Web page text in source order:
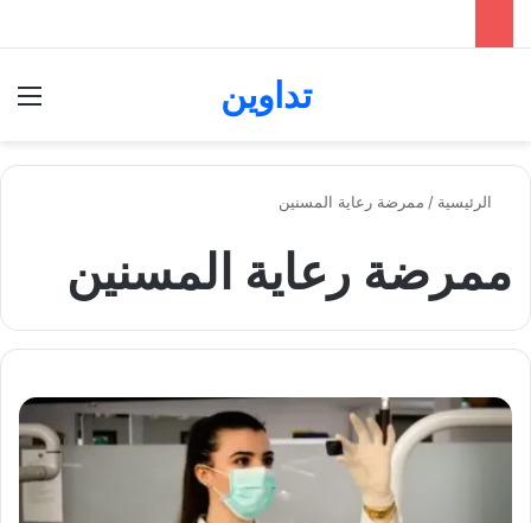
تداوين
الرئيسية / ممرضة رعاية المسنين
ممرضة رعاية المسنين